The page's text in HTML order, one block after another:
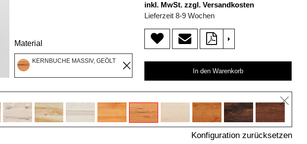
Material
KERNBUCHE MASSIV, GEÖLT
inkl. MwSt. zzgl. Versandkosten
Lieferzeit 8-9 Wochen
>
In den Warenkorb
Konfiguration zurücksetzen